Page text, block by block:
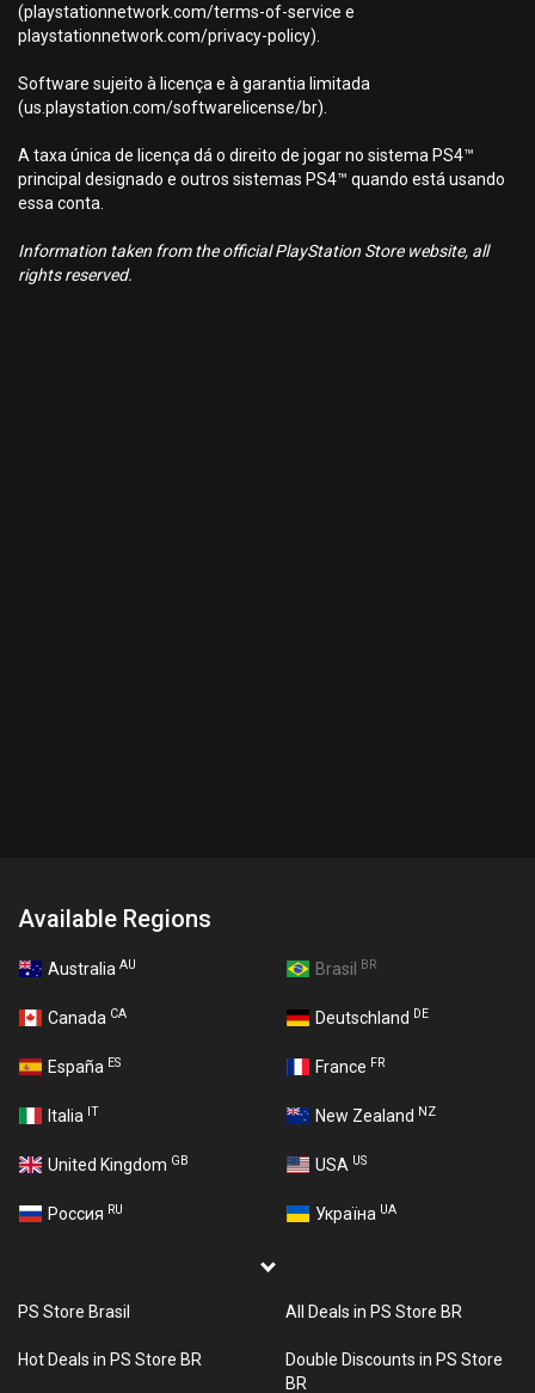
(playstationnetwork.com/terms-of-service e
playstationnetwork.com/privacy-policy).
Software sujeito à licença e à garantia limitada
(us.playstation.com/softwarelicense/br).
A taxa única de licença dá o direito de jogar no sistema PS4™
principal designado e outros sistemas PS4™ quando está usando
essa conta.
Information taken from the official PlayStation Store website, all
rights reserved.
Available Regions
Australia AU Brasil BR
Canada CA Deutschland DE
España ES France FR
Italia IT New Zealand NZ
United Kingdom GB USA US
Россия RU Україна UA
PS Store Brasil All Deals in PS Store BR
Hot Deals in PS Store BR
Double Discounts in PS Store
BR